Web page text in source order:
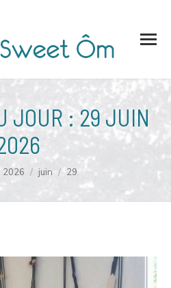
JOUR :29 JUIN
2026 juin 29